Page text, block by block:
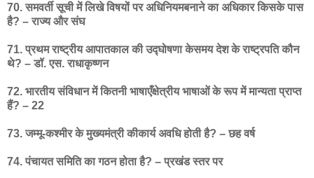
70. समवर्ती सूची में लिखे विषयों पर अधिनियमबनाने का अधिकार किसके पास
है? – राज्य और संघ
71. प्रथम राष्ट्रीय आपातकाल की उद्घोषणा केसमय देश के राष्ट्रपति कौन
थे? – डॉ. एस. राधाकृष्णन
72. भारतीय संविधान में कितनी भाषाएँक्षेत्रीय भाषाओं के रूप में मान्यता प्राप्त
हैं? – 22
73. जम्मू-कश्मीर के मुख्यमंत्री कीकार्य अवधि होती है? – छह वर्ष
74. पंचायत समिति का गठन होता है? – प्रखंड स्तर पर